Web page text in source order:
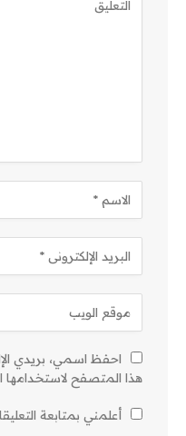
احفظ اسمي، بريدي
هذا المتصفح لاستخدامها
أعلمني بمتابعة